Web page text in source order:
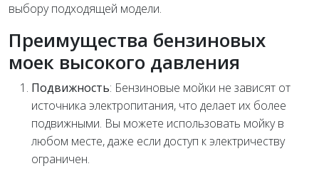
выбору подходящей модели.
Преимущества бензиновых
моек высокого давления
Подвижность: Бензиновые мойки не зависят от
источника электропитания, что делает их более
подвижными. Вы можете использовать мойку в
любом месте, даже если доступ к электричеству
ограничен.